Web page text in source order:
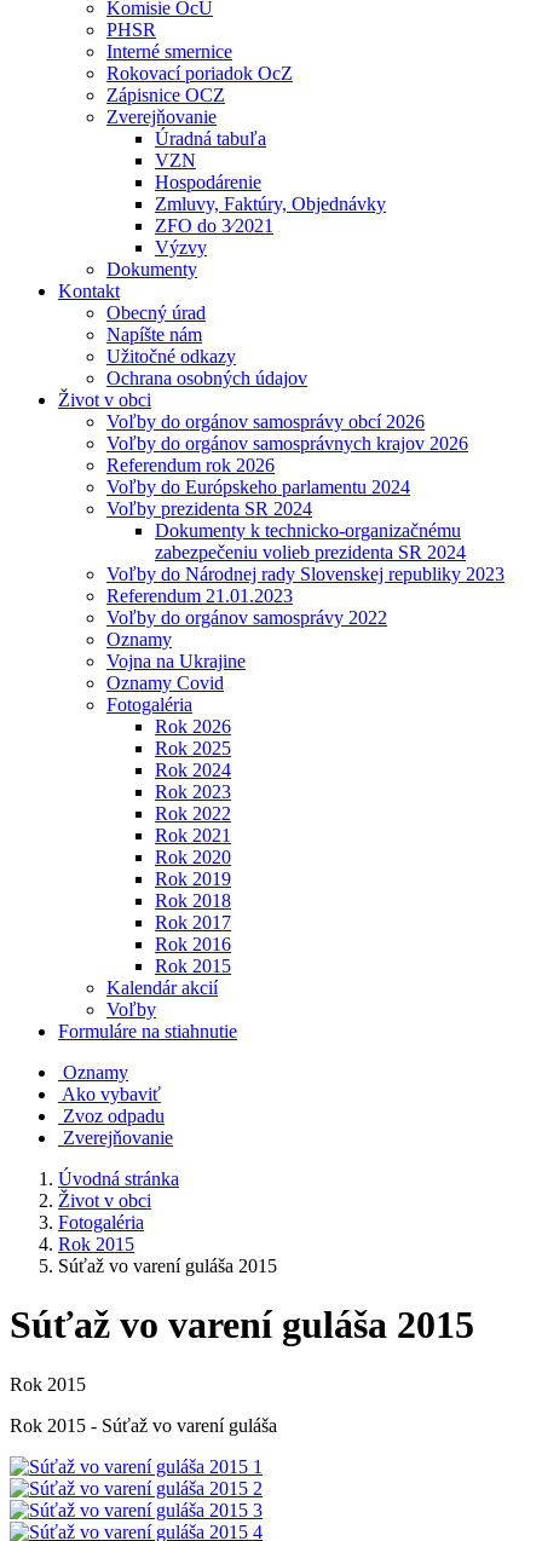
Komisie OcÚ
PHSR
Interné smernice
Rokovací poriadok OcZ
Zápisnice OCZ
Zverejňovanie
Úradná tabuľa
VZN
Hospodárenie
Zmluvy, Faktúry, Objednávky
ZFO do 3⁄2021
Výzvy
Dokumenty
Kontakt
Obecný úrad
Napíšte nám
Užitočné odkazy
Ochrana osobných údajov
Život v obci
Voľby do orgánov samosprávy obcí 2026
Voľby do orgánov samosprávnych krajov 2026
Referendum rok 2026
Voľby do Európskeho parlamentu 2024
Voľby prezidenta SR 2024
Dokumenty k technicko-organizačnému
zabezpečeniu volieb prezidenta SR 2024
Voľby do Národnej rady Slovenskej republiky 2023
Referendum 21.01.2023
Voľby do orgánov samosprávy 2022
Oznamy
Vojna na Ukrajine
Oznamy Covid
Fotogaléria
Rok 2026
Rok 2025
Rok 2024
Rok 2023
Rok 2022
Rok 2021
Rok 2020
Rok 2019
Rok 2018
Rok 2017
Rok 2016
Rok 2015
Kalendár akcií
Voľby
Formuláre na stiahnutie
Oznamy
Ako vybaviť
Zvoz odpadu
Zverejňovanie
Úvodná stránka
Život v obci
Fotogaléria
Rok 2015
Súťaž vo varení guláša 2015
Súťaž vo varení guláša 2015
Rok 2015
Rok 2015 - Súťaž vo varení guláša